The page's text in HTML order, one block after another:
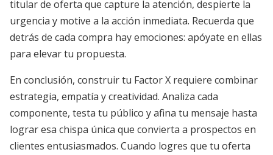
titular de oferta que capture la atención, despierte la
urgencia y motive a la acción inmediata. Recuerda que
detrás de cada compra hay emociones: apóyate en ellas
para elevar tu propuesta.
En conclusión, construir tu Factor X requiere combinar
estrategia, empatía y creatividad. Analiza cada
componente, testa tu público y afina tu mensaje hasta
lograr esa chispa única que convierta a prospectos en
clientes entusiasmados. Cuando logres que tu oferta